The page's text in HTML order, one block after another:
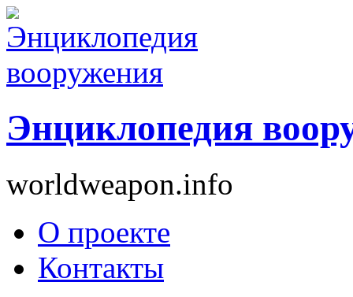
Энциклопедия
worldweapon.info
О проекте
Контакты